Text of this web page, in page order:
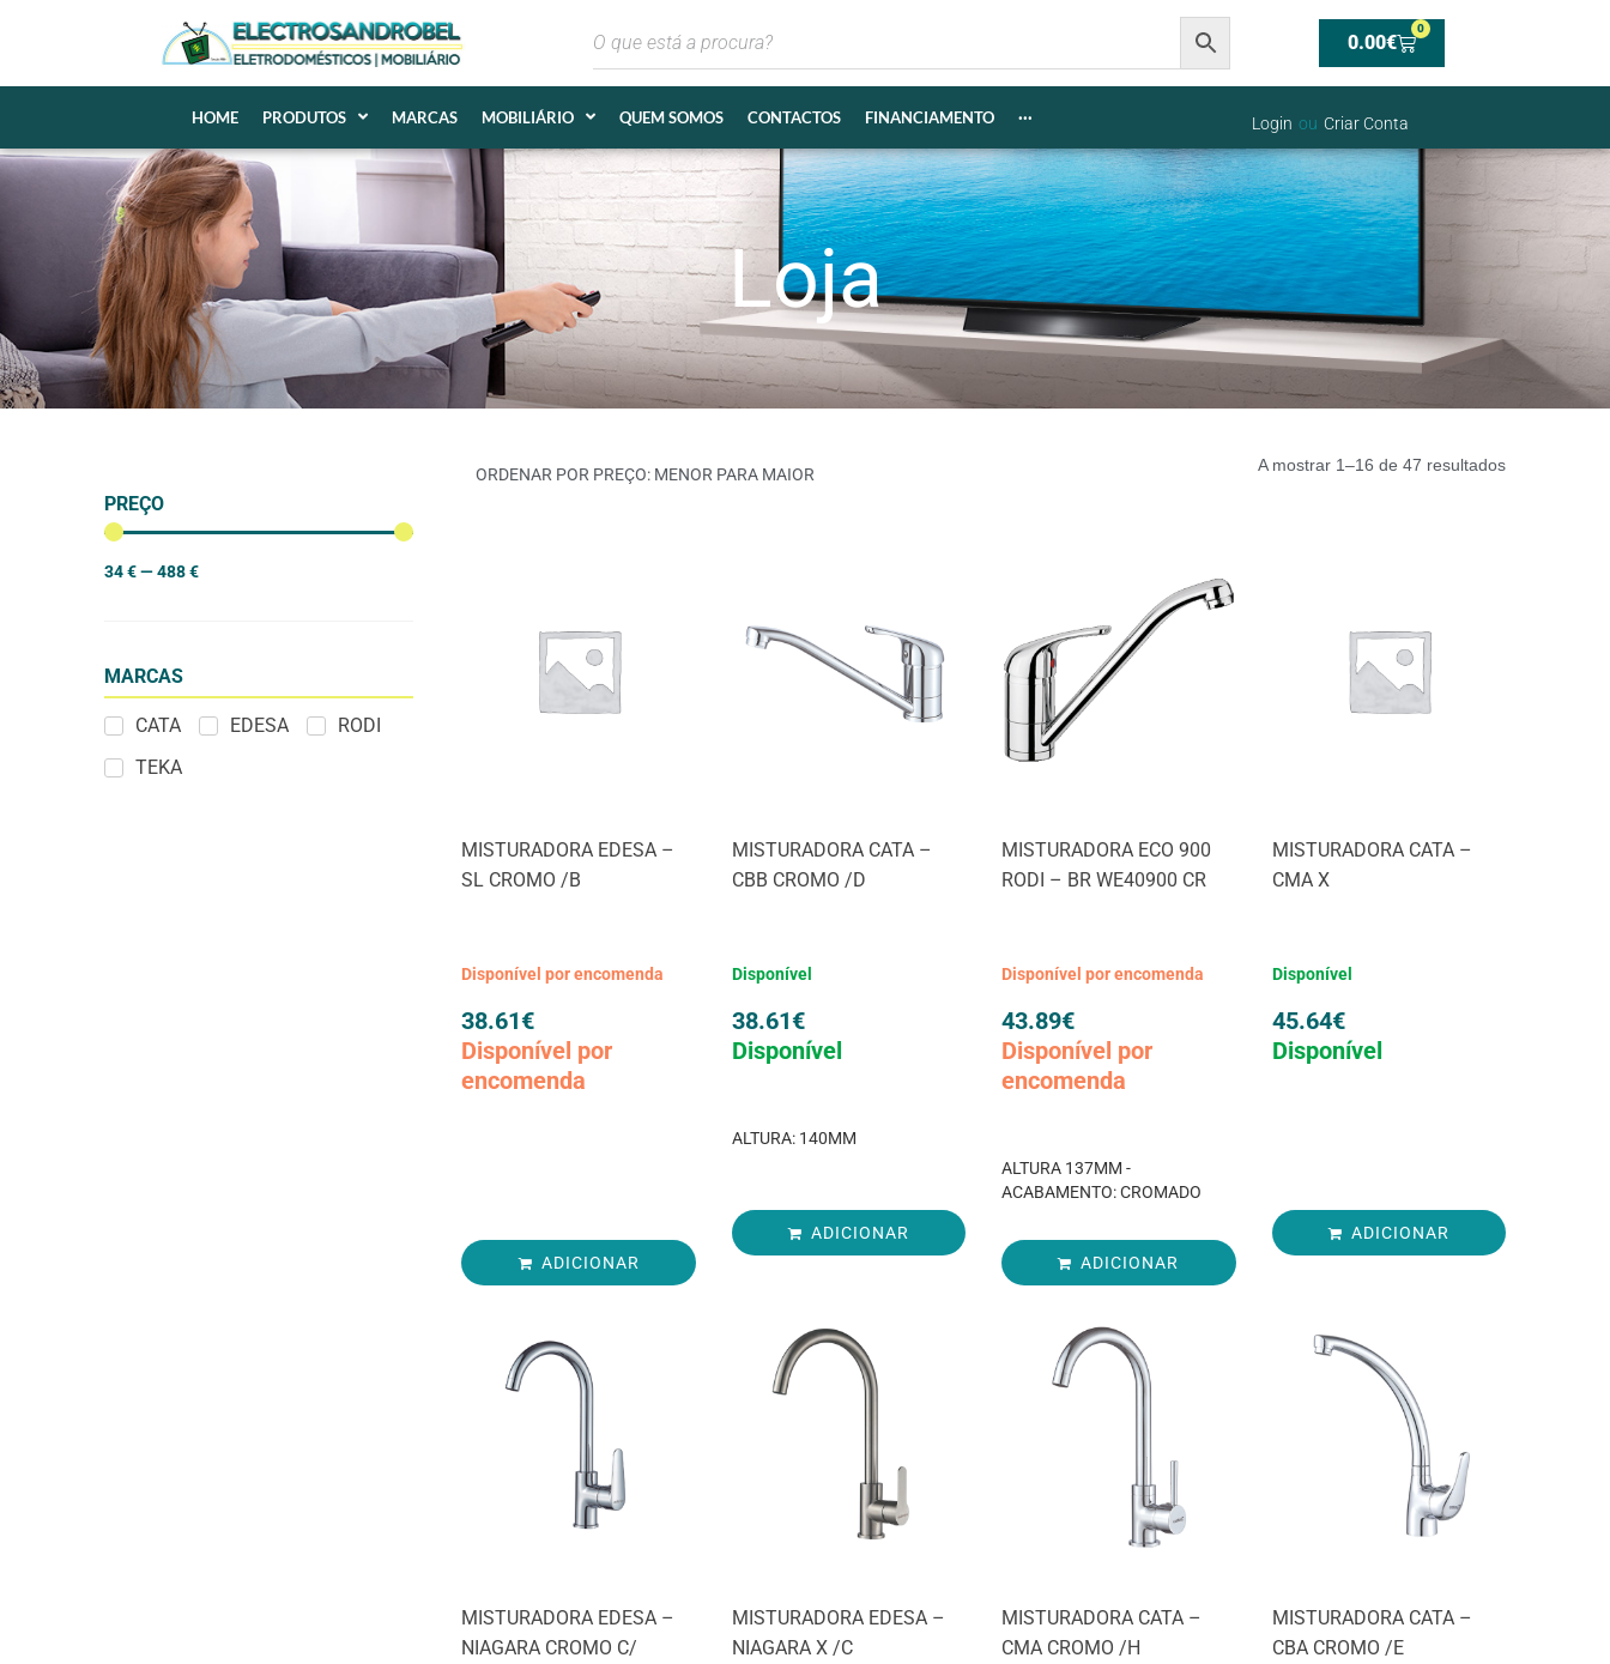
0.00€
0
HOME PRODUTOS MARCAS MOBILIÁRIO QUEM SOMOS CONTACTOS FINANCIAMENTO ··· Login ou Criar Conta
Loja
PREÇO
34€—488€
MARCAS
CATA EDESA
RODI
TEKA
A mostrar 1–16 de 47 resultados
MISTURADORA EDESA –
SL CROMO /B
Disponível por encomenda
38.61€
Disponível por
encomenda
ADICIONAR
MISTURADORA CATA –
CBB CROMO /D
Disponível
38.61€
Disponível
ALTURA: 140MM
ADICIONAR
MISTURADORA ECO 900
RODI – BR WE40900 CR
Disponível por encomenda
43.89€
Disponível por
encomenda
ALTURA 137MM -
ACABAMENTO: CROMADO
ADICIONAR
MISTURADORA CATA –
CMA X
Disponível
45.64€
Disponível
ADICIONAR
MISTURADORA EDESA –
NIAGARA CROMO C/
MISTURADORA EDESA –
NIAGARA X /C
MISTURADORA CATA –
CMA CROMO /H
MISTURADORA CATA –
CBA CROMO /E